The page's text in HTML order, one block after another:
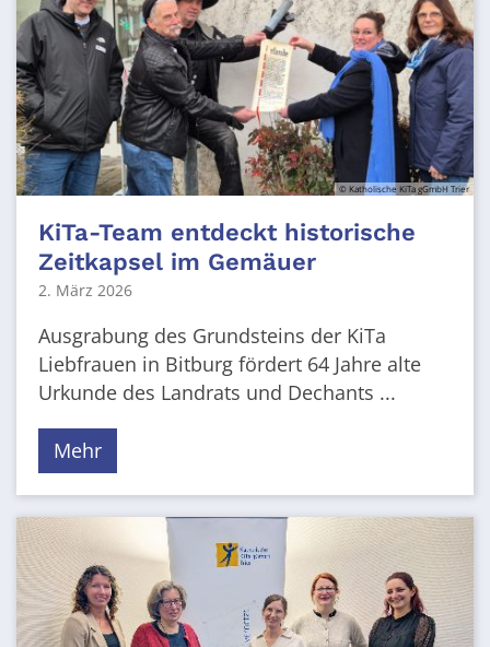
© Katholische KiTa gGmbH Trier
KiTa-Team entdeckt historische
Zeitkapsel im Gemäuer
2. März 2026
Ausgrabung des Grundsteins der KiTa
Liebfrauen in Bitburg fördert 64 Jahre alte
Urkunde des Landrats und Dechants ...
Mehr